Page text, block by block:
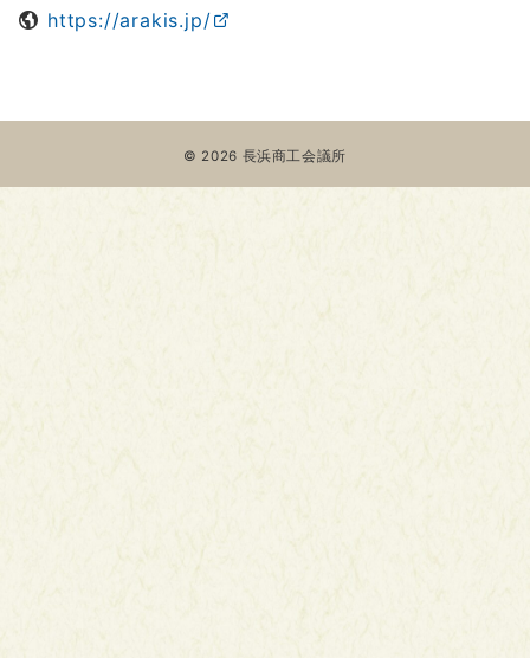
https://arakis.jp/
© 2026 長浜商工会議所